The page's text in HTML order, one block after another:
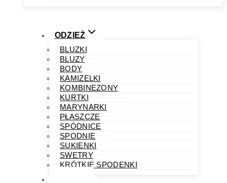
ODZIEŻ
BLUZKI
BLUZY
BODY
KAMIZELKI
KOMBINEZONY
KURTKI
MARYNARKI
PŁASZCZE
SPÓDNICE
SPODNIE
SUKIENKI
SWETRY
KRÓTKIE SPODENKI